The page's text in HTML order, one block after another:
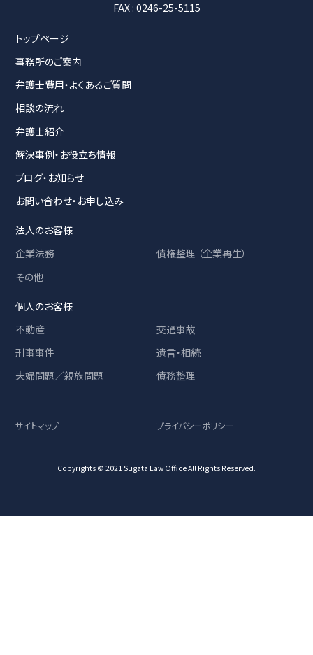
FAX : 0246-25-5115
トップページ
事務所のご案内
弁護士費用・よくあるご質問
相談の流れ
弁護士紹介
解決事例・お役立ち情報
ブログ・お知らせ
お問い合わせ・お申し込み
法人のお客様
企業法務
債権整理 （企業再生）
その他
個人のお客様
不動産
交通事故
刑事事件
遺言・相続
夫婦問題／親族問題
債務整理
サイトマップ プライバシーポリシー
Copyrights © 2021 Sugata Law Office All Rights Reserved.